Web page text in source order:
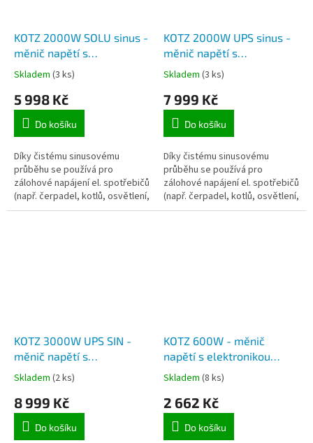
KOTZ 2000W SOLU sinus -
měnič napětí s
elektronikou záložního
zdroje 230V čistá
sinusovka, max. trvalý
výkon 2000W
Skladem (3 ks)
5 998 Kč
Do košíku
Díky čistému sinusovému
průběhu se používá pro
zálohové napájení el. spotřebičů
(např. čerpadel, kotlů, osvětlení,
ventilátorů, klimatizace apod.)
KOTZ 2000W UPS sinus -
měnič napětí s
elektronikou záložního
zdroje 230V čistá
sinusovka, max. trvalý
výkon 2000W
Skladem (3 ks)
7 999 Kč
Do košíku
Díky čistému sinusovému
průběhu se používá pro
zálohové napájení el. spotřebičů
(např. čerpadel, kotlů, osvětlení,
ventilátorů, klimatizace apod.)
KOTZ 3000W UPS SIN -
měnič napětí s
elektronikou záložního
zdroje 230V čistá
sinusovka, max. výkon
3000W
Skladem (2 ks)
8 999 Kč
Do košíku
KOTZ 600W - měnič
napětí s elektronikou
záložního zdroje 230V
například pro kotle, max.
výkon 600W
Skladem (8 ks)
2 662 Kč
Do košíku